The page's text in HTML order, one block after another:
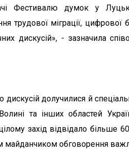
Фестивалю думок у
трудової міграції,
дискусій», - зазначила
дискусій долучилися й
та інших областей
захід відвідало більше
обговорення